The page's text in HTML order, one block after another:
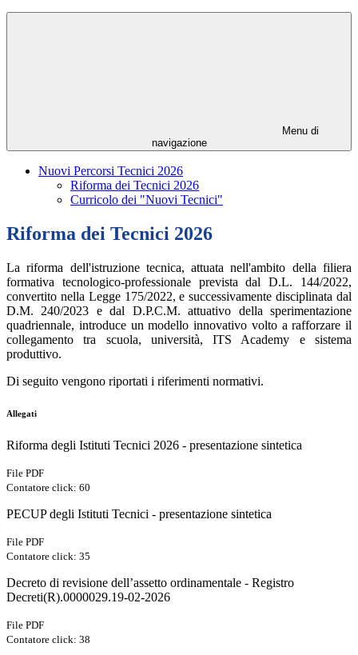
Menu di
navigazione
Nuovi Percorsi Tecnici 2026
Riforma dei Tecnici 2026
Curricolo dei "Nuovi Tecnici"
Riforma dei Tecnici 2026
La riforma dell'istruzione tecnica, attuata nell'ambito della filiera
formativa tecnologico-professionale prevista dal D.L. 144/2022,
convertito nella Legge 175/2022, e successivamente disciplinata dal
D.M. 240/2023 e dal D.P.C.M. attuativo della sperimentazione
quadriennale, introduce un modello innovativo volto a rafforzare il
collegamento tra scuola, università, ITS Academy e sistema
produttivo.
Di seguito vengono riportati i riferimenti normativi.
Allegati
Riforma degli Istituti Tecnici 2026 - presentazione sintetica
File PDF
Contatore click: 60
PECUP degli Istituti Tecnici - presentazione sintetica
File PDF
Contatore click: 35
Decreto di revisione dell’assetto ordinamentale - Registro
Decreti(R).0000029.19-02-2026
File PDF
Contatore click: 38